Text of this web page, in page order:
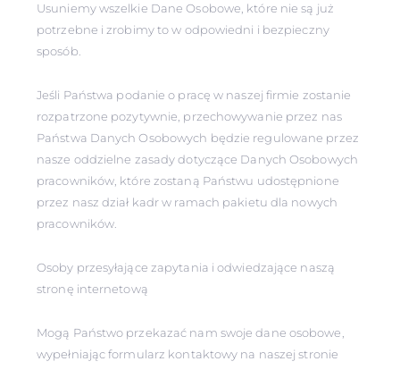
Usuniemy wszelkie Dane Osobowe, które nie są już
potrzebne i zrobimy to w odpowiedni i bezpieczny
sposób.
Jeśli Państwa podanie o pracę w naszej firmie zostanie
rozpatrzone pozytywnie, przechowywanie przez nas
Państwa Danych Osobowych będzie regulowane przez
nasze oddzielne zasady dotyczące Danych Osobowych
pracowników, które zostaną Państwu udostępnione
przez nasz dział kadr w ramach pakietu dla nowych
pracowników.
Osoby przesyłające zapytania i odwiedzające naszą
stronę internetową
Mogą Państwo przekazać nam swoje dane osobowe,
wypełniając formularz kontaktowy na naszej stronie